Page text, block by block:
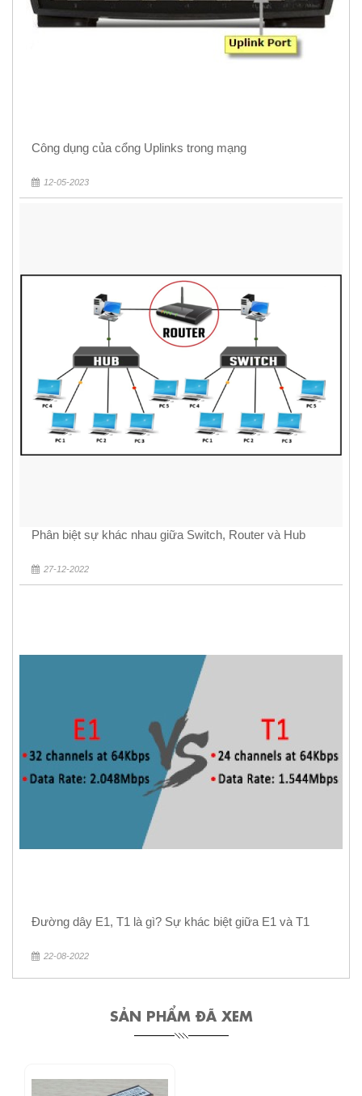
Công dụng của cổng Uplinks trong mạng
12-05-2023
Phân biệt sự khác nhau giữa Switch, Router và Hub
27-12-2022
Đường dây E1, T1 là gì? Sự khác biệt giữa E1 và T1
22-08-2022
SẢN PHẨM ĐÃ XEM